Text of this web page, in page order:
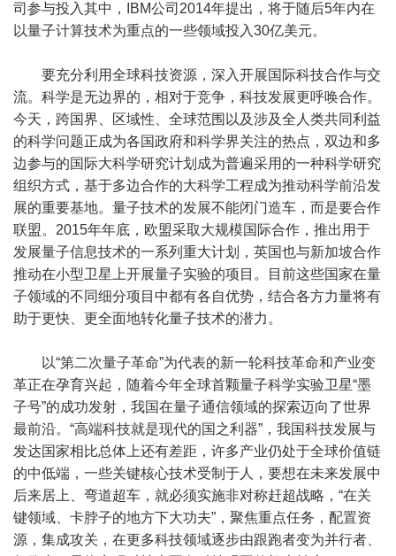
司参与投入其中，IBM公司2014年提出，将于随后5年内在
以量子计算技术为重点的一些领域投入30亿美元。
要充分利用全球科技资源，深入开展国际科技合作与交
流。科学是无边界的，相对于竞争，科技发展更呼唤合作。
今天，跨国界、区域性、全球范围以及涉及全人类共同利益
的科学问题正成为各国政府和科学界关注的热点，双边和多
边参与的国际大科学研究计划成为普遍采用的一种科学研究
组织方式，基于多边合作的大科学工程成为推动科学前沿发
展的重要基地。量子技术的发展不能闭门造车，而是要合作
联盟。2015年年底，欧盟采取大规模国际合作，推出用于
发展量子信息技术的一系列重大计划，英国也与新加坡合作
推动在小型卫星上开展量子实验的项目。目前这些国家在量
子领域的不同细分项目中都有各自优势，结合各方力量将有
助于更快、更全面地转化量子技术的潜力。
以“第二次量子革命”为代表的新一轮科技革命和产业变
革正在孕育兴起，随着今年全球首颗量子科学实验卫星“墨
子号”的成功发射，我国在量子通信领域的探索迈向了世界
最前沿。“高端科技就是现代的国之利器”，我国科技发展与
发达国家相比总体上还有差距，许多产业仍处于全球价值链
的中低端，一些关键核心技术受制于人，要想在未来发展中
后来居上、弯道超车，就必须实施非对称赶超战略，“在关
键领域、卡脖子的地方下大功夫”，聚焦重点任务，配置资
源，集成攻关，在更多科技领域逐步由跟跑者变为并行者、